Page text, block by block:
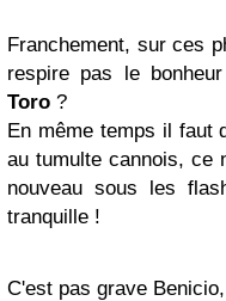
Franchement, sur ces
respire pas le
Toro ?
En même temps il faut
au tumulte cannois, ce
nouveau sous les
tranquille !
C'est pas grave